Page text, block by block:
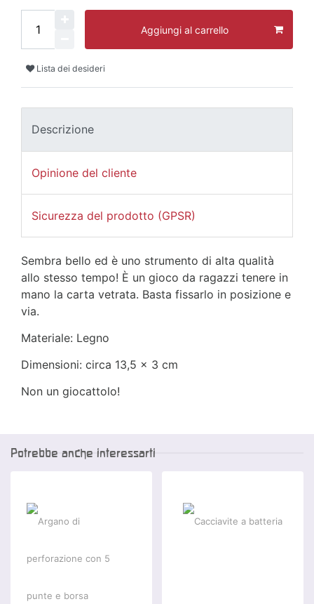
Aggiungi al carrello
Lista dei desideri
Descrizione
Opinione del cliente
Sicurezza del prodotto (GPSR)
Sembra bello ed è uno strumento di alta qualità
allo stesso tempo! È un gioco da ragazzi tenere in
mano la carta vetrata. Basta fissarlo in posizione e
via.
Materiale: Legno
Dimensioni: circa 13,5 x 3 cm
Non un giocattolo!
Potrebbe anche interessarti